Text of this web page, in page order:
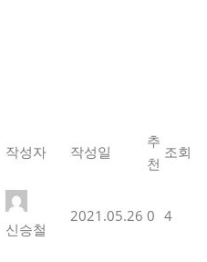
작성자 작성일
추
천
조회
신승철
2021.05.26 0 4